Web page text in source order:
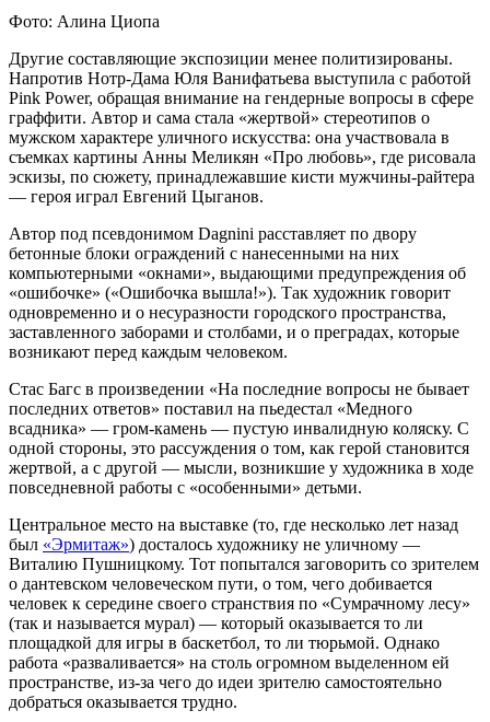
Фото: Алина Циопа
Другие составляющие экспозиции менее политизированы.
Напротив Нотр-Дама Юля Ванифатьева выступила с работой
Pink Power, обращая внимание на гендерные вопросы в сфере
граффити. Автор и сама стала «жертвой» стереотипов о
мужском характере уличного искусства: она участвовала в
съемках картины Анны Меликян «Про любовь», где рисовала
эскизы, по сюжету, принадлежавшие кисти мужчины-райтера
— героя играл Евгений Цыганов.
Автор под псевдонимом Dagnini расставляет по двору
бетонные блоки ограждений с нанесенными на них
компьютерными «окнами», выдающими предупреждения об
«ошибочке» («Ошибочка вышла!»). Так художник говорит
одновременно и о несуразности городского пространства,
заставленного заборами и столбами, и о преградах, которые
возникают перед каждым человеком.
Стас Багс в произведении «На последние вопросы не бывает
последних ответов» поставил на пьедестал «Медного
всадника» — гром-камень — пустую инвалидную коляску. С
одной стороны, это рассуждения о том, как герой становится
жертвой, а с другой — мысли, возникшие у художника в ходе
повседневной работы с «особенными» детьми.
Центральное место на выставке (то, где несколько лет назад
был «Эрмитаж») досталось художнику не уличному —
Виталию Пушницкому. Тот попытался заговорить со зрителем
о дантевском человеческом пути, о том, чего добивается
человек к середине своего странствия по «Сумрачному лесу»
(так и называется мурал) — который оказывается то ли
площадкой для игры в баскетбол, то ли тюрьмой. Однако
работа «разваливается» на столь огромном выделенном ей
пространстве, из-за чего до идеи зрителю самостоятельно
добраться оказывается трудно.